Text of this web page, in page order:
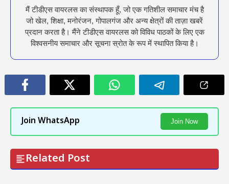
मैं टीडीएस वायरलस का संस्थापक हूँ, जो एक गतिशील समाचार मंच है
जो खेल, शिक्षा, मनोरंजन, गोपालगंज और अन्य क्षेत्रों की ताज़ा खबरें
प्रदान करता है। मैंने टीडीएस वायरलस को विविध पाठकों के लिए एक
विश्वसनीय समाचार और सूचना स्रोत के रूप में स्थापित किया है।
Join WhatsApp Join Now
Related Post